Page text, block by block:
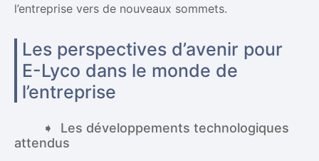
l’entreprise vers de nouveaux sommets.
Les perspectives d’avenir pour
E-Lyco dans le monde de
l’entreprise
Les développements technologiques
attendus